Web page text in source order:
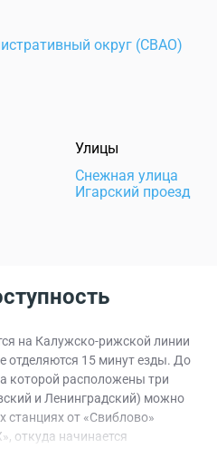
округ (СВАО)
Улицы
Снежная улица
Игарский проезд
на Калужско-рижской линии
отделяются 15 минут езды. До
которой расположены три
и Ленинградский) можно
станциях от «Свиблово»
откуда начинается